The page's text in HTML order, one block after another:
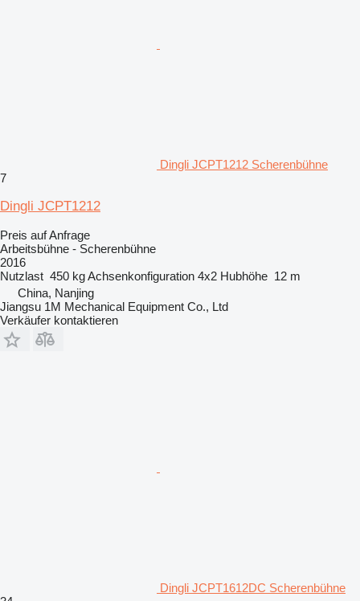
Dingli JCPT1212 Scherenbühne
7
Dingli JCPT1212
Preis auf Anfrage
Arbeitsbühne - Scherenbühne
2016
Nutzlast 450 kgAchsenkonfiguration 4x2 Hubhöhe 12 m
China, Nanjing
Jiangsu 1M Mechanical Equipment Co., Ltd
Verkäufer kontaktieren
Dingli JCPT1612DC Scherenbühne